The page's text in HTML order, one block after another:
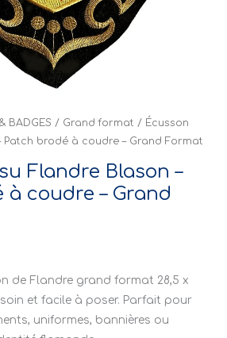
BADGES / Grand format / Écusson
Patch brodé à coudre – Grand Format
Flandre Blason –
à coudre – Grand
de Flandre grand format 28,5 x
soin et facile à poser. Parfait pour
uniformes, bannières ou